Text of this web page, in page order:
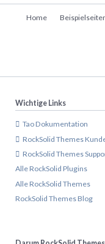
Navigation
Home
Wichtige Links
Tao Dokumentation
RockSolid Themes
RockSolid Themes
Alle RockSolid Plugins
Alle RockSolid Themes
RockSolid Themes Blog